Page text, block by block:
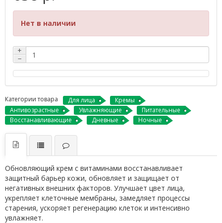
Нет в наличии
+
−
Категории товара Для лица
Кремы
Антивозрастные
Увлажняющие
Питательные
Восстанавливающие
Дневные Ночные
Обновляющий крем с витаминами восстанавливает
защитный барьер кожи, обновляет и защищает от
негативных внешних факторов. Улучшает цвет лица,
укрепляет клеточные мембраны, замедляет процессы
старения, ускоряет регенерацию клеток и интенсивно
увлажняет.